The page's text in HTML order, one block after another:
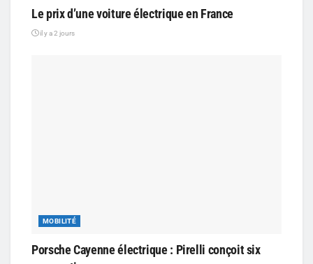
Le prix d’une voiture électrique en France
il y a 2 jours
MOBILITÉ
Porsche Cayenne électrique : Pirelli conçoit six